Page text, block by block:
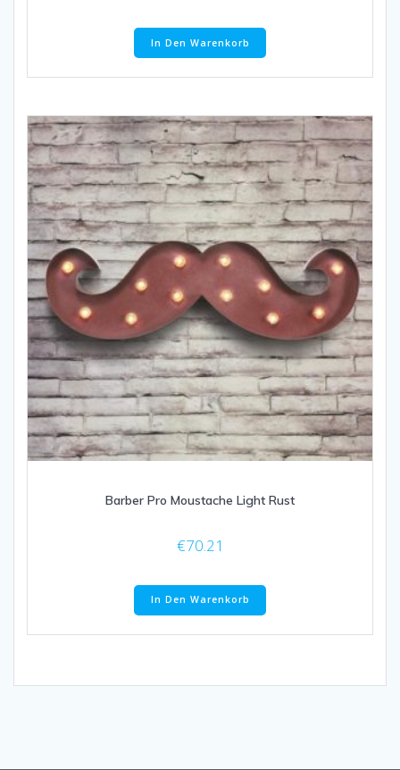
In Den Warenkorb
Barber Pro Moustache Light Rust
€70.21
In Den Warenkorb